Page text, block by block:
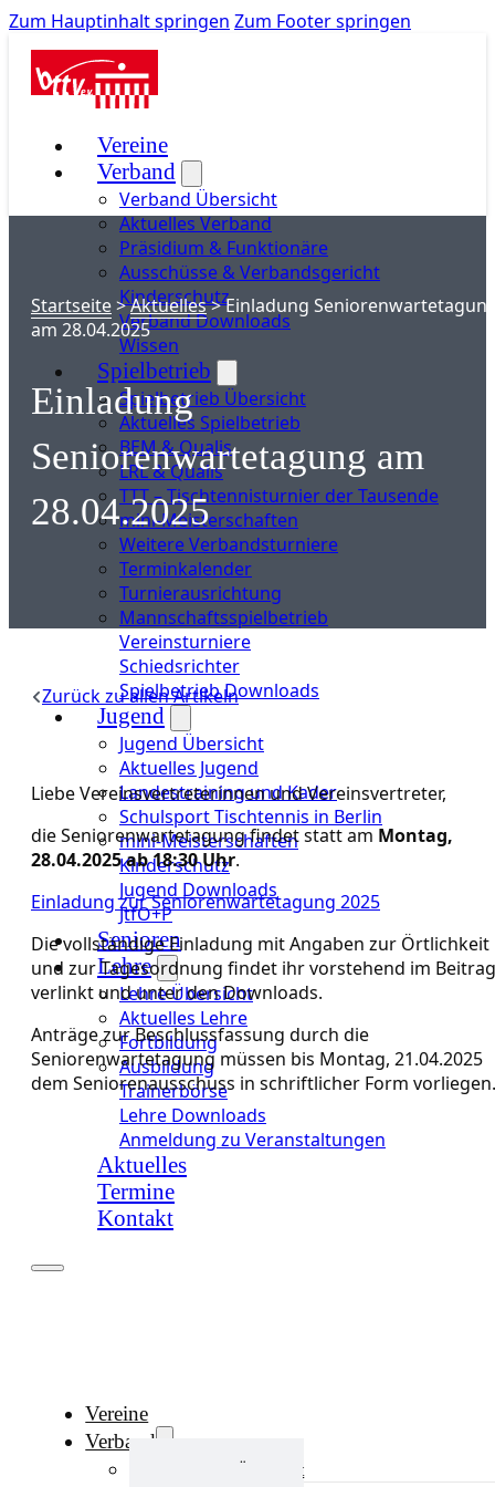
Zum Hauptinhalt springen Zum Footer springen
Vereine
Verband
Verband Übersicht
Aktuelles Verband
Präsidium & Funktionäre
Ausschüsse & Verbandsgericht
Kinderschutz
Verband Downloads
Wissen
Spielbetrieb
Spielbetrieb Übersicht
Aktuelles Spielbetrieb
BEM & Qualis
LRL & Qualis
TTT – Tischtennisturnier der Tausende
mini-Meisterschaften
Weitere Verbandsturniere
Terminkalender
Turnierausrichtung
Mannschaftsspielbetrieb
Vereinsturniere
Schiedsrichter
Spielbetrieb Downloads
Jugend
Jugend Übersicht
Aktuelles Jugend
Landestraining und Kader
Schulsport Tischtennis in Berlin
mini-Meisterschaften
Kinderschutz
Jugend Downloads
JtfO+P
Senioren
Lehre
Lehre Übersicht
Aktuelles Lehre
Fortbildung
Ausbildung
Trainerbörse
Lehre Downloads
Anmeldung zu Veranstaltungen
Aktuelles
Termine
Kontakt
Vereine
Verband
Verband Übersicht
Startseite>Aktuelles>Einladung
am 28.04.2025
Einladung
Seniorenwartetagung am
28.04.2025
Zurück zu allen Artikeln
Liebe Vereinsvertreterinnen und Vereinsvertreter,
die Seniorenwartetagung findet statt am Montag,
28.04.2025 ab 18:30 Uhr.
Einladung zur Seniorenwartetagung 2025
Die vollständige Einladung mit Angaben zur Örtlichkeit
und zur Tagesordnung findet ihr vorstehend im Beitrag
verlinkt und unter den Downloads.
Anträge zur Beschlussfassung durch die
Seniorenwartetagung müssen bis Montag, 21.04.2025
dem Seniorenausschuss in schriftlicher Form vorliegen.